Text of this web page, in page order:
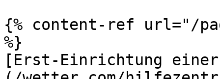
{% content-ref url="/
%}
[Erst-Einrichtung einer